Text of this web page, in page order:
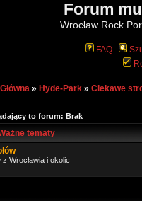
Forum
Wrocław Rock
FAQ
» Hyde-Park » Ciekawe
to forum: Brak
tematy
Wrocławia i okolic